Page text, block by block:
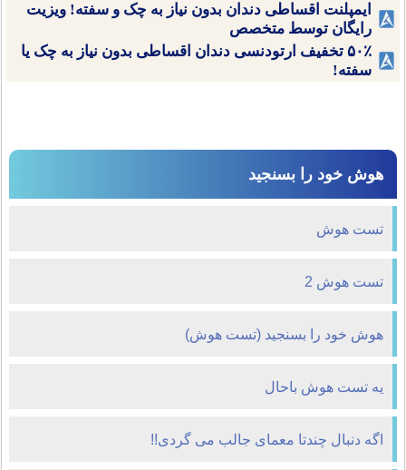
ایمپلنت اقساطی دندان بدون نیاز به چک و سفته! ویزیت
رایگان توسط متخصص
۵۰٪ تخفیف ارتودنسی دندان اقساطی بدون نیاز به چک یا
سفته!
هوش خود را بسنجید
تست هوش
تست هوش 2
هوش خود را بسنجید (تست هوش)
یه تست هوش باحال
اگه دنبال چندتا معمای جالب می گردی!!